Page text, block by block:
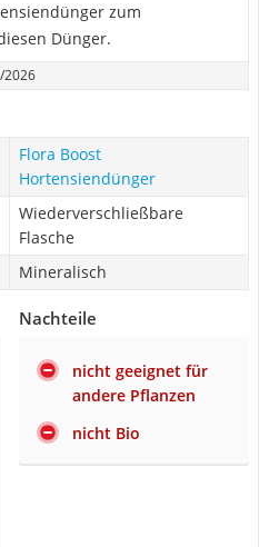
zum
Dünger.
2026
Flora Boost
Hortensiendünger
Wiederverschließbare
Flasche
Mineralisch
Nachteile
nicht geeignet für
andere Pflanzen
nicht Bio